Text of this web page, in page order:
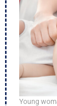
Young